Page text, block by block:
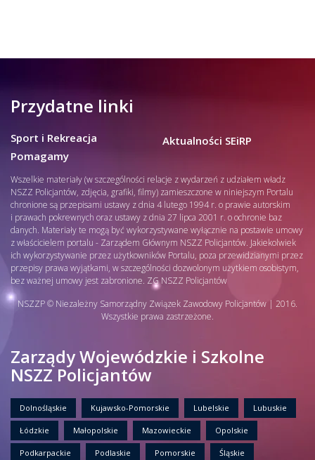
Przydatne linki
Sport i Rekreacja
Pomagamy
Aktualności SEiRP
Wszelkie materiały (w szczególności relacje z wydarzeń z udziałem władz
NSZZ Policjantów, zdjęcia, grafiki, filmy) zamieszczone w niniejszym Portalu
chronione są przepisami ustawy z dnia 4 lutego 1994 r. o prawie autorskim
i prawach pokrewnych oraz ustawy z dnia 27 lipca 2001 r. o ochronie baz
danych. Materiały te mogą być wykorzystywane wyłącznie na postawie umowy
z właścicielem portalu - Zarządem Głównym NSZZ Policjantów. Jakiekolwiek
ich wykorzystywanie przez użytkowników Portalu, poza przewidzianymi przez
przepisy prawa wyjątkami, w szczególności dozwolonym użytkiem osobistym,
bez ważnej umowy jest zabronione. ZG NSZZ Policjantów
NSZZP © Niezależny Samorządny Związek Zawodowy Policjantów | 2016.
Wszystkie prawa zastrzeżone.
Zarządy Wojewódzkie i Szkolne
NSZZ Policjantów
Dolnośląskie Kujawsko-Pomorskie Lubelskie Lubuskie
Łódzkie Małopolskie Mazowieckie Opolskie
Podkarpackie Podlaskie Pomorskie Śląskie